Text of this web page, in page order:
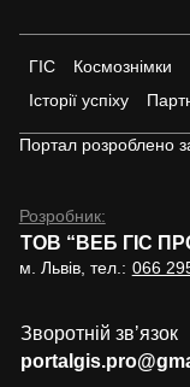
ГІС Космознімки
Історії успіху
Портал розроблено
Розробник:
ТОВ “ВЕБ ГІС
м. Львів, тел.: 066
Зворотній звʼязок